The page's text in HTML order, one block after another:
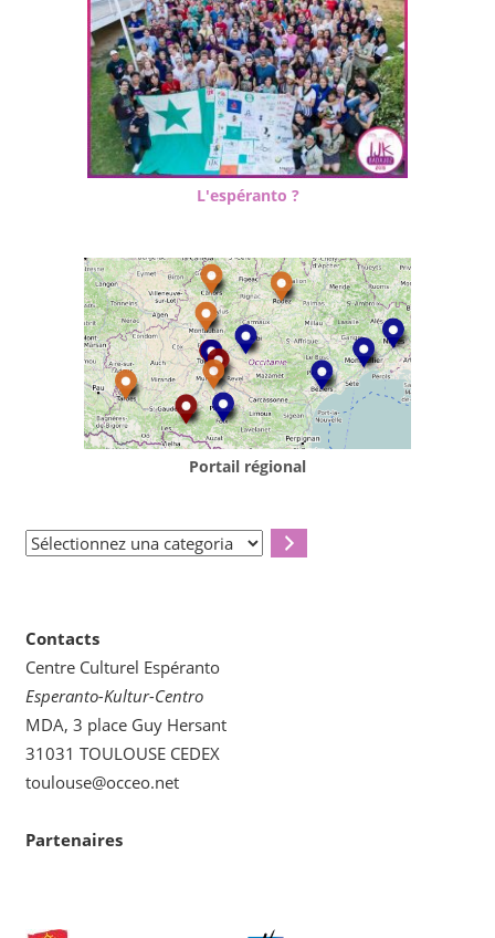
L'espéranto ?
Portail régional
Sélectionnez
Contacts
Centre Culturel Espéranto
Esperanto-Kultur-Centro
MDA, 3 place Guy Hersant
31031 TOULOUSE CEDEX
toulouse@occeo.net
Partenaires